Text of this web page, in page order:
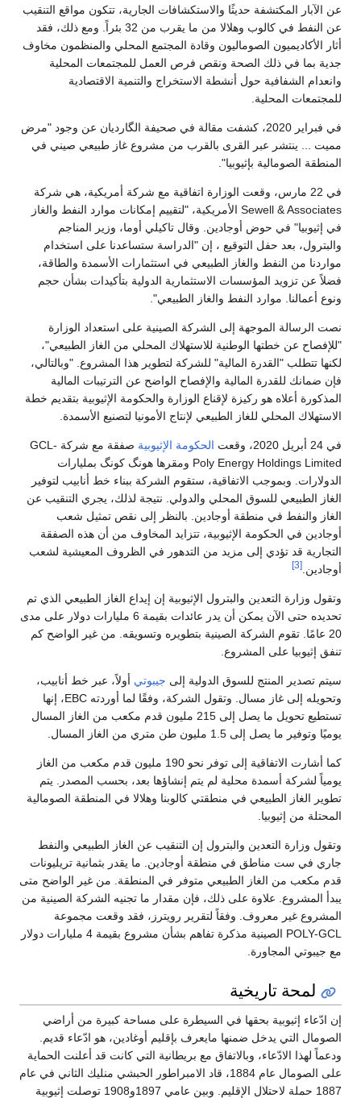
عن الآبار المكتشفة حديثًا والاستكشافات الجارية، تتكون مواقع التنقيب
عن النفط في كالوب وهلالا من ما يقرب من 32 بئراً. ومع ذلك، فقد
أثار الأكاديميون الصوماليون وقادة المجتمع المحلي والمنظمون مخاوف
جدية بما في ذلك الصحة ونقص فرص العمل للمجتمعات المحلية
وانعدام الشفافية حول أنشطة الاستخراج والتنمية الاقتصادية
للمجتمعات المحلية.
في فبراير 2020، كشفت مقالة في صحيفة الگارديان عن وجود "مرض
مميت ... ينتشر عبر القرى بالقرب من مشروع غاز طبيعي صيني في
المنطقة الصومالية بإثيوبيا".
في 22 مارس، وقعت الوزارة اتفاقية مع شركة أمريكية، هي شركة
Sewell & Associates الأمريكية، "لتقييم إمكانات موارد النفط والغاز
في إثيوبيا" في حوض أوجادين. وقال تاكيلي أوما، وزير المناجم
والبترول، بعد حفل التوقيع ، إن "الدراسة ستساعدنا على استخدام
مواردنا من النفط والغاز الطبيعي في استثمارات الأسمدة والطاقة،
فضلاً عن تزويد المؤسسات الاستثمارية الدولية بتأكيدات بشأن حجم
ونوع أعمالنا. موارد النفط والغاز الطبيعي".
نصت الرسالة الموجهة إلى الشركة الصينية على استعداد الوزارة
"للإفصاح عن خطتها الوطنية للاستهلاك المحلي من الغاز الطبيعي"،
لكنها تتطلب "القدرة المالية" للشركة لتطوير هذا المشروع. "وبالتالي،
فإن ضمانك للقدرة المالية والإفصاح الواضح عن الترتيبات المالية
المذكورة أعلاه هو ركيزة لإقناع الوزارة والحكومة الإثيوبية بتقديم خطة
الاستهلاك المحلي للغاز الطبيعي لإنتاج الأمونيا لتصنيع الأسمدة.
في 24 أبريل 2020، وقعت الحكومة الإثيوبية
صفقة مع شركة GCL-
Poly Energy Holdings Limited ومقرها هونگ كونگ بمليارات
الدولارات. وبموجب الاتفاقية، ستقوم الشركة ببناء خط أنابيب لتوفير
الغاز الطبيعي للسوق المحلي والدولي. نتيجة لذلك، يجري التنقيب عن
الغاز والنفط في منطقة أوجادين. بالنظر إلى نقص تمثيل شعب
أوجادين في الحكومة الإثيوبية، تتزايد المخاوف من أن هذه الصفقة
التجارية قد تؤدي إلى مزيد من التدهور في الظروف المعيشية لشعب
أوجادين.[3]
وتقول وزارة التعدين والبترول الإثيوبية إن إيداع الغاز الطبيعي الذي تم
تحديده حتى الآن يمكن أن يدر عائدات بقيمة 6 مليارات دولار على مدى
20 عامًا. تقوم الشركة الصينية بتطويره وتسويقه. من غير الواضح كم
تنفق إثيوبيا على المشروع.
سيتم تصدير المنتج للسوق الدولية إلى جيبوتي أولاً، عبر خط أنابيب،
وتحويله إلى غاز مسال. وتقول الشركة، وفقًا لما أوردته EBC، إنها
تستطيع تحويل ما يصل إلى 215 مليون قدم مكعب من الغاز المسال
يوميًا وتوفير ما يصل إلى 1.5 مليون طن متري من الغاز المسال.
كما أشارت الاتفاقية إلى توفر نحو 190 مليون قدم مكعب من الغاز
يومياً لشركة أسمدة محلية لم يتم إنشاؤها بعد، بحسب المصدر. يتم
تطوير الغاز الطبيعي في منطقتي كالوبنا وهلالا في المنطقة الصومالية
المحتلة من إثيوبيا.
وتقول وزارة التعدين والبترول إن التنقيب عن الغاز الطبيعي والنفط
جاري في ست مناطق في منطقة أوجادين. ما يقدر بثمانية تريليونات
قدم مكعب من الغاز الطبيعي متوفر في المنطقة. من غير الواضح متى
يبدأ المشروع. علاوة على ذلك، فإن مقدار ما تجنيه الشركة الصينية من
المشروع غير معروف. وفقاً لتقرير رويترز، فقد وقعت مجموعة
POLY-GCL الصينية مذكرة تفاهم بشأن مشروع بقيمة 4 مليارات دولار
مع جيبوتي المجاورة.
لمحة تاريخية
إن ادّعاء إثيوبية بحقها في السيطرة على مساحة كبيرة من أراضي
الصومال التي يدخل ضمنها مايعرف بإقليم أوغادين، هو ادّعاء قديم.
ودعماً لهذا الادّعاء، وبالاتفاق مع بريطانية التي كانت قد أعلنت الحماية
على الصومال عام 1884، قاد الامبراطور الحبشي منليك الثاني في عام
1887 حملة لاحتلال الإقليم. وبين عامي 1897و1908 توصلت إثيوبية